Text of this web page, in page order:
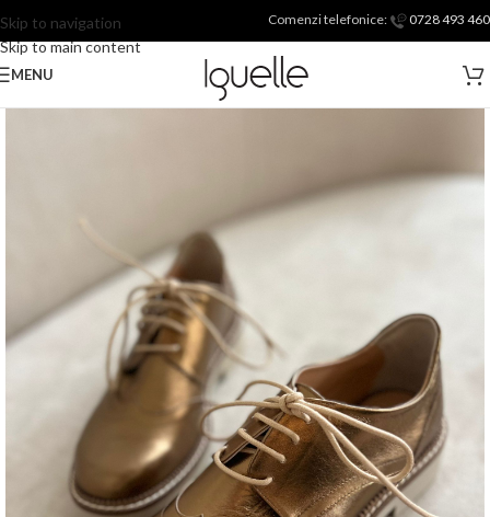
Skip to navigation
Skip to main content
Comenzi telefonice: 0728 493 460
MENU